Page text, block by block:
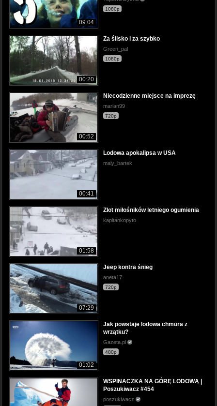
09:04
1080p
00:20
Za ślisko i za szybko
Green_pal
1080p
00:52
Niecodzienne miejsce na imprezę
marian99
720p
00:41
Lodowa apokalipsa w USA
maly_bartek
01:58
Zlot miłośników letniego ogumienia
kapitankopyto
07:29
Jeep kontra śnieg
aneta17
720p
01:02
Jak powstaje lodowa chmura z
wrzątku?
Gazeta.pl
480p
WSPINACZKA NA GÓRĘ LODOWĄ |
Poszukiwacz #454
poszukiwacz